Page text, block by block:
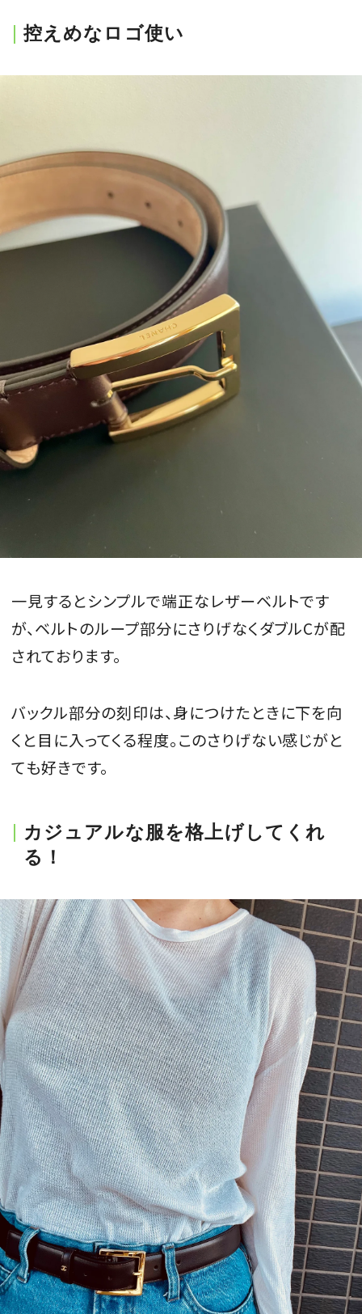
控えめなロゴ使い
一見するとシンプルで端正なレザーベルトです
が、ベルトのループ部分にさりげなくダブルCが配
されております。
バックル部分の刻印は、身につけたときに下を向
くと目に入ってくる程度。このさりげない感じがと
ても好きです。
カジュアルな服を格上げしてくれ
る！